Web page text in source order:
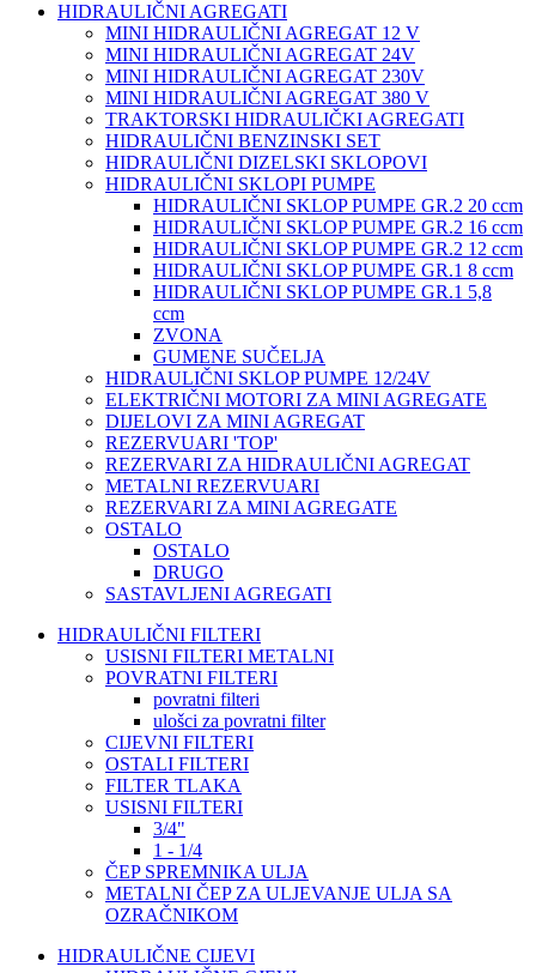
HIDRAULIČNI AGREGATI
MINI HIDRAULIČNI AGREGAT 12 V
MINI HIDRAULIČNI AGREGAT 24V
MINI HIDRAULIČNI AGREGAT 230V
MINI HIDRAULIČNI AGREGAT 380 V
TRAKTORSKI HIDRAULIČKI AGREGATI
HIDRAULIČNI BENZINSKI SET
HIDRAULIČNI DIZELSKI SKLOPOVI
HIDRAULIČNI SKLOPI PUMPE
HIDRAULIČNI SKLOP PUMPE GR.2 20 ccm
HIDRAULIČNI SKLOP PUMPE GR.2 16 ccm
HIDRAULIČNI SKLOP PUMPE GR.2 12 ccm
HIDRAULIČNI SKLOP PUMPE GR.1 8 ccm
HIDRAULIČNI SKLOP PUMPE GR.1 5,8
ccm
ZVONA
GUMENE SUČELJA
HIDRAULIČNI SKLOP PUMPE 12/24V
ELEKTRIČNI MOTORI ZA MINI AGREGATE
DIJELOVI ZA MINI AGREGAT
REZERVUARI 'TOP'
REZERVARI ZA HIDRAULIČNI AGREGAT
METALNI REZERVUARI
REZERVARI ZA MINI AGREGATE
OSTALO
OSTALO
DRUGO
SASTAVLJENI AGREGATI
HIDRAULIČNI FILTERI
USISNI FILTERI METALNI
POVRATNI FILTERI
povratni filteri
ulošci za povratni filter
CIJEVNI FILTERI
OSTALI FILTERI
FILTER TLAKA
USISNI FILTERI
3/4"
1 - 1/4
ČEP SPREMNIKA ULJA
METALNI ČEP ZA ULJEVANJE ULJA SA
OZRAČNIKOM
HIDRAULIČNE CIJEVI